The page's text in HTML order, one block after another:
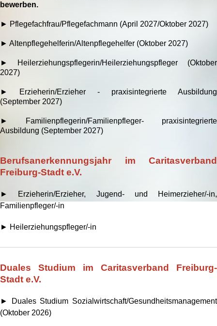
bewerben.
► Pflegefachfrau/Pflegefachmann (April 2027/Oktober 2027)
► Altenpflegehelferin/Altenpflegehelfer (Oktober 2027)
► Heilerziehungspflegerin/Heilerziehungspfleger (Oktober
2027)
►
Erzieherin/Erzieher - praxisintegrierte Ausbildung
(September 2027)
► Familienpflegerin/Familienpfleger- praxisintegrierte
Ausbildung (September 2027)
Berufsanerkennungsjahr im Caritasverband
Freiburg-Stadt e.V.
► Erzieherin/Erzieher, Jugend- und Heimerzieher/-in,
Familienpfleger/-in
► Heilerziehungspfleger/-in
Duales Studium im Caritasverband Freiburg-
Stadt e.V.
► Duales Studium Sozialwirtschaft/Gesundheitsmanagement
(Oktober 2026)